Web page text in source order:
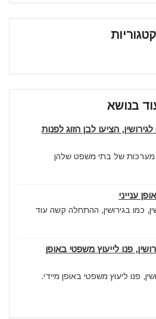
קטגוריות
בנושא
הציעו לבן הזוג לפנות
מערכות של בתי משפט שלהן
ענייני
כמו בגירושין, ההתחלה קשה עוד
פנו לייעוץ משפטי באופן
פנו ליעוץ משפטי באופן מיידי.